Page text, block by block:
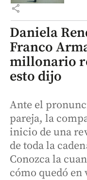
share
Daniela
Franco
millonario
esto dijo
Ante el
pareja, la
inicio de una
de toda la
Conozca la
cómo quedó en